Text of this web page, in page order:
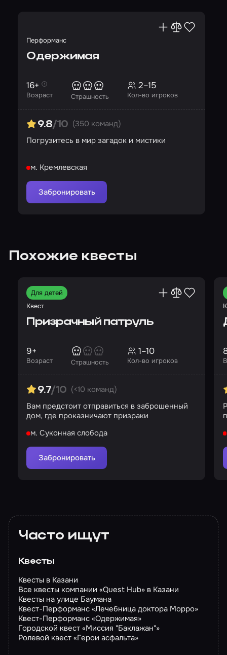
Перформанс
Одержимая
Возраст
16+
Страшность Кол-во игроков
2–15
9.8/10 (350 команд)
Погрузитесь в мир загадок и мистики
м. Кремлевская
Забронировать
Похожие квесты
Для детей
Квест
Призрачный патруль
Возраст
9+
Страшность Кол-во игроков
1–10
9.7/10 (<10 команд)
Вам предстоит отправиться в заброшенный
дом, где проказничают призраки
м. Суконная слобода
Забронировать
Часто ищут
Квесты
Квесты в Казани
Все квесты компании «Quest Hub» в Казани
Квесты на улице Баумана
Квест-Перформанс «Лечебница доктора Морро»
Квест-Перформанс «Одержимая»
Городской квест «Миссия "Баклажан"»
Ролевой квест «Герои асфальта»